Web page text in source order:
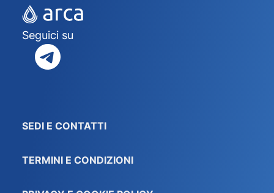
Seguici su
SEDI E CONTATTI
TERMINI E CONDIZIONI